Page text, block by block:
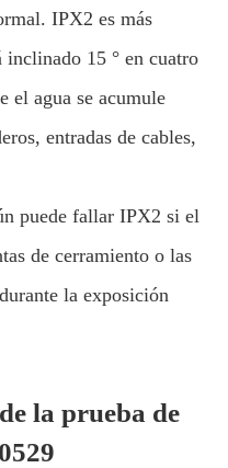
IPX2 es más
inclinado 15 ° en cuatro
el agua se acumule
entradas de cables,
puede fallar IPX2 si el
de cerramiento o las
la exposición
la prueba de